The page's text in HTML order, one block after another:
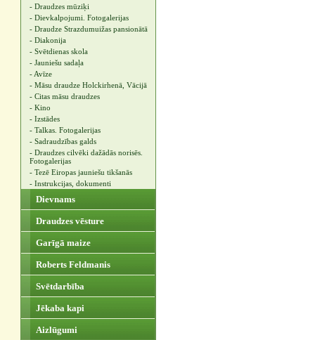
- Draudzes mūziķi
- Dievkalpojumi. Fotogalerijas
- Draudze Strazdumuižas pansionātā
- Diakonija
- Svētdienas skola
- Jauniešu sadaļa
- Avīze
- Māsu draudze Holckirhenā, Vācijā
- Citas māsu draudzes
- Kino
- Izstādes
- Talkas. Fotogalerijas
- Sadraudzības galds
- Draudzes cilvēki dažādās norisēs.
Fotogalerijas
- Tezē Eiropas jauniešu tikšanās
- Instrukcijas, dokumenti
Dievnams
Draudzes vēsture
Garīgā maize
Roberts Feldmanis
Svētdarbība
Jēkaba kapi
Aizlūgumi